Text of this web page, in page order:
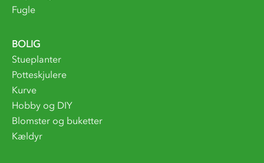
Fugle
BOLIG
Stueplanter
Potteskjulere
Kurve
Hobby og DIY
Blomster og buketter
Kældyr